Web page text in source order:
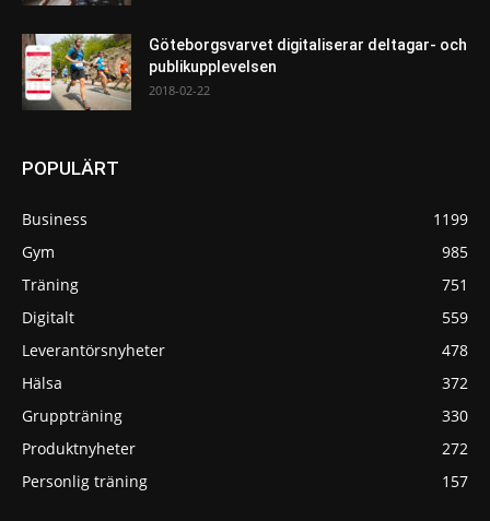
Göteborgsvarvet digitaliserar deltagar- och
publikupplevelsen
2018-02-22
POPULÄRT
Business
1199
Gym
985
Träning
751
Digitalt
559
Leverantörsnyheter
478
Hälsa
372
Gruppträning
330
Produktnyheter
272
Personlig träning
157